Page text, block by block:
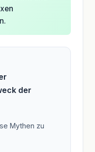
der
Mythen zu